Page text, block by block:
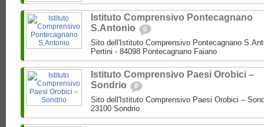
Istituto Comprensivo Pontecagnano
S.Antonio
0
Sito dell'Istituto Comprensivo Pontecagnano
Pertini - 84098 Pontecagnano Faiano
Istituto Comprensivo Paesi Orobici –
Sondrio
0
Sito dell'Istituto Comprensivo Paesi Orobici –
23100 Sondrio